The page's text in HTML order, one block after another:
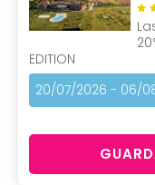
EDITION
20/07/2026 - 06/